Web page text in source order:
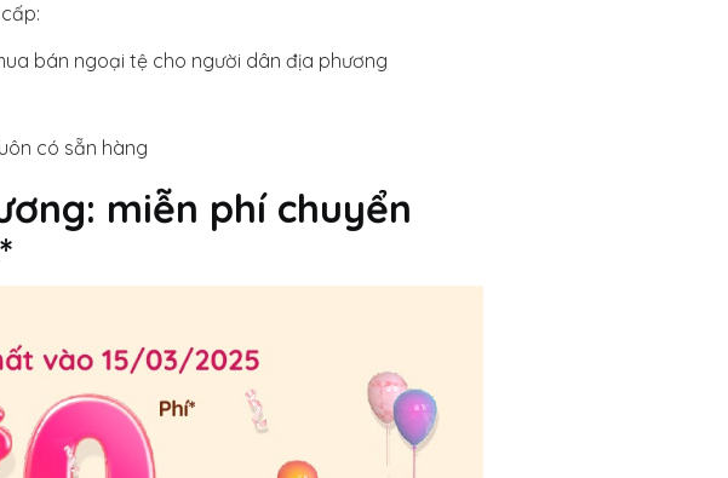
bán ngoại tệ cho người dân địa phương
có sẵn hàng
miễn phí chuyển